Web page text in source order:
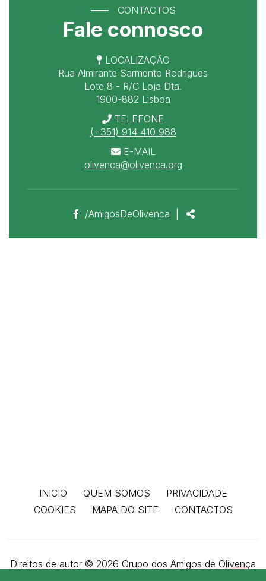
CONTACTOS
Fale connosco
LOCALIZAÇÃO
Rua Almirante Sarmento Rodrigues
Lote 8 - R/C Loja Dta.
1900-882 Lisboa
TELEFONE
(+351) 914 410 988
E-MAIL
olivenca@olivenca.org
Link
a
/AmigosDeOlivenca
INICIO QUEM SOMOS
PRIVACIDADE
COOKIES
MAPA DO SITE CONTACTOS
Direitos de autor © 2026 Grupo dos Amigos de Olivença